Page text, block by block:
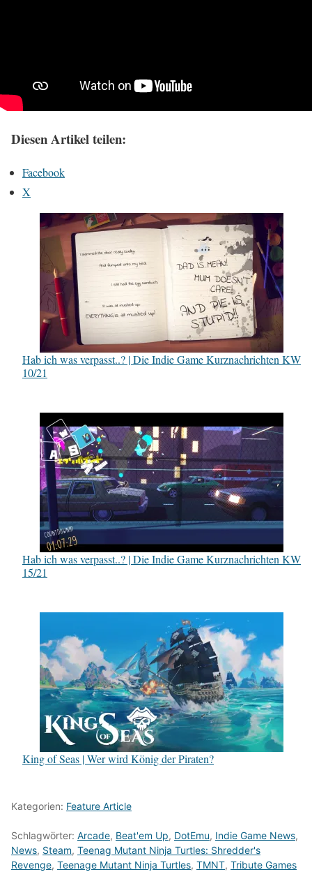
Diesen Artikel teilen:
Facebook
X
Hab ich was verpasst..? | Die Indie Game Kurznachrichten KW
10/21
Hab ich was verpasst..? | Die Indie Game Kurznachrichten KW
15/21
King of Seas | Wer wird König der Piraten?
Kategorien: Feature Article
Schlagwörter: Arcade, Beat'em Up, DotEmu, Indie Game News,
News, Steam, Teenag Mutant Ninja Turtles: Shredder's
Revenge, Teenage Mutant Ninja Turtles, TMNT, Tribute Games